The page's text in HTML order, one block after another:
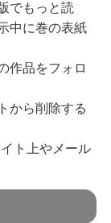
でもっと読
中に巻の表紙
作品をフォロ
から削除する
ト上やメール